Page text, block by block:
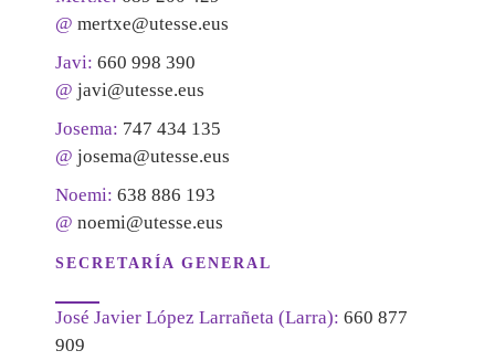
@ mertxe@utesse.eus
Javi: 660 998 390
@ javi@utesse.eus
Josema: 747 434 135
@ josema@utesse.eus
Noemi: 638 886 193
@ noemi@utesse.eus
SECRETARÍA GENERAL
José Javier López Larrañeta (Larra): 660 877
909